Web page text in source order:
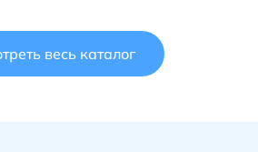
весь каталог